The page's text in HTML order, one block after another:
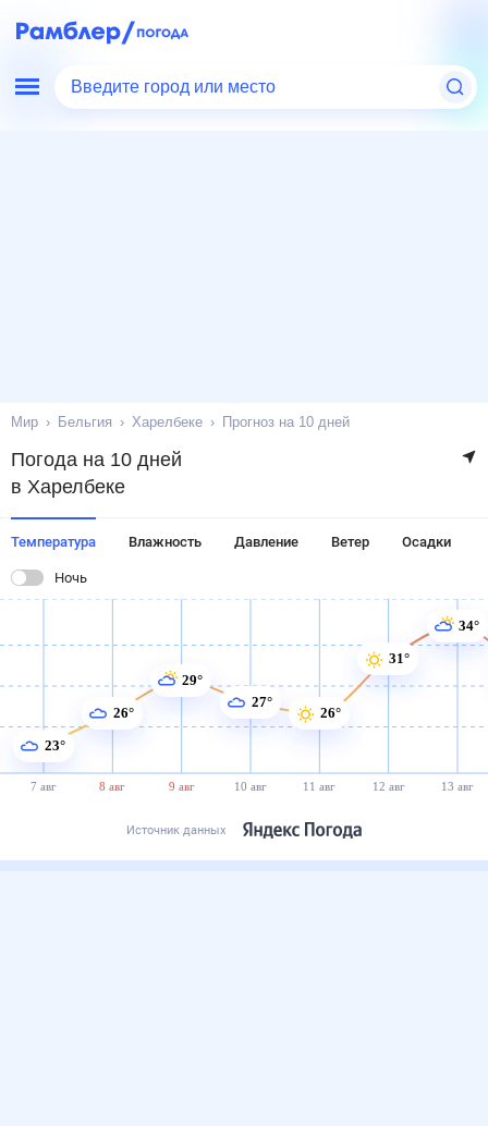
Введите город или место
Мир Бельгия Харелбеке Прогноз на 10 дней
Погода на 10 дней
в Харелбеке
Температура Влажность Давление Ветер Осадки
Ночь
7 авг 8 авг 9 авг 10 авг 11 авг 12 авг 13 авг
23°
26°
29°
27°
26°
31°
34°
Источник данных